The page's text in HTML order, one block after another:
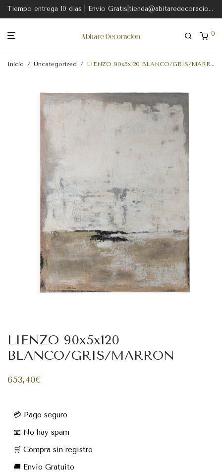
Tiempo entrega 10 dias | Envio Gratis|tienda@abitaredecoracion.com
0
Inicio / Uncategorized / LIENZO 90x5x120 BLANCO/GRIS/MARRON
LIENZO 90x5x120
BLANCO/GRIS/MARRON
653,40€
💳 Pago seguro
📧 No hay spam
🛒 Compra sin registro
🚚 Envío Gratuito